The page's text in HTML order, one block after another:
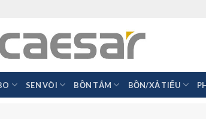
SEN VÒI BỒN TẮM BỒN/XẢ TIỂU